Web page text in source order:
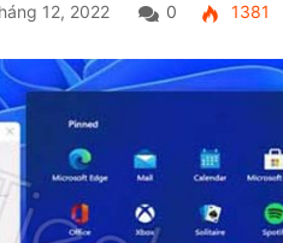
12, 2022 0 1381